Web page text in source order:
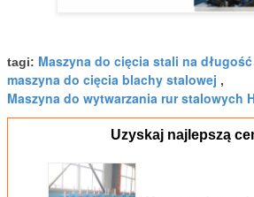
tagi: Maszyna do cięcia stali na długość
maszyna do cięcia blachy stalowej ,
Maszyna do wytwarzania rur stalowych
Uzyskaj najlepszą